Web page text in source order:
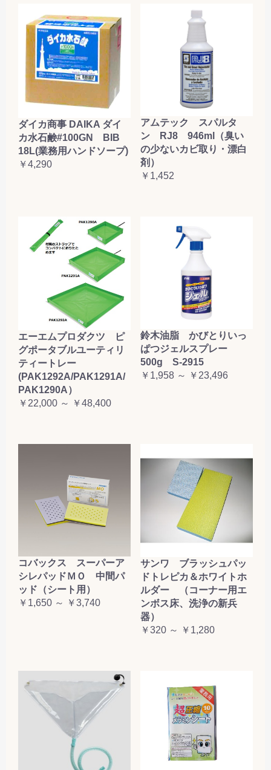
ダイカ商事 DAIKA ダイ
カ水石鹸#100GN BIB
18L(業務用ハンドソープ)
￥4,290
アムテック スパルタ
ン RJ8 946ml（臭い
の少ないカビ取り・漂白
剤）
￥1,452
エーエムプロダクツ ピ
グポータブルユーティリ
ティートレー
(PAK1292A/PAK1291A/
PAK1290A）
￥22,000 ～ ￥48,400
鈴木油脂 かびとりいっ
ぱつジェルスプレー
500g S-2915
￥1,958 ～ ￥23,496
コバックス スーパーア
シレパッドＭＯ 中間パ
ッド（シート用）
￥1,650 ～ ￥3,740
サンワ ブラッシュパッ
ドトレピカ＆ホワイトホ
ルダー （コーナー用エ
ンボス床、洗浄の新兵
器）
￥320 ～ ￥1,280